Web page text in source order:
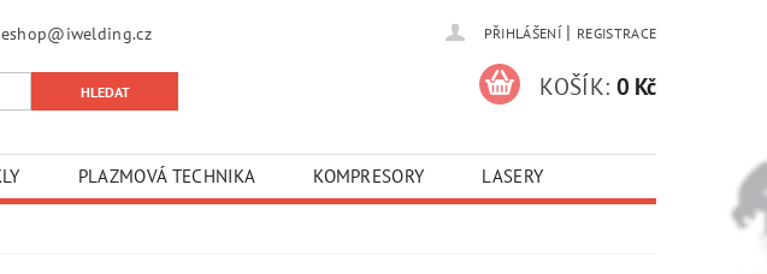
eshop@iwelding.cz PŘIHLÁŠENÍ | REGISTRACE
KOŠÍK: 0 Kč
PLAZMOVÁ TECHNIKA KOMPRESORY
LASERY